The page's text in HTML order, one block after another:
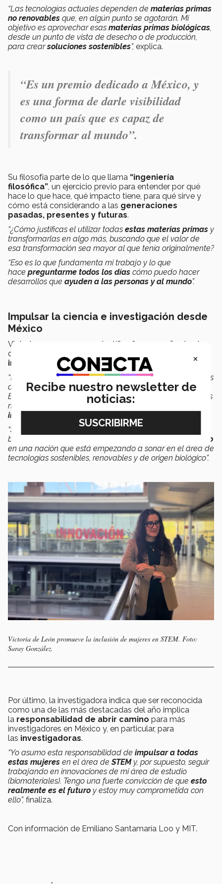
“Las tecnologías actuales dependen de materias primas
no renovables que, en algún punto se agotarán. Mi
objetivo es aprovechar esas materias primas biológicas,
desde un punto de vista de desecho o de producción,
para crearsoluciones sostenibles”, explica.
“Es un premio dedicado a México, y
es una forma de darle visibilidad
como un país que es capaz de
transformar al mundo”.
Su filosofía parte de lo que llama “ingeniería
filosófica”, un ejercicio previo para entender por qué
hace lo que hace, qué impacto tiene, para qué sirve y
cómo está considerando a las generaciones
pasadas, presentes y futuras.
“¿Cómo justificas el utilizar todas estas materias primas y
transformarlas en algo más, buscando que el valor de
esa transformación sea mayor al que tenía originalmente?
“Eso es lo que fundamenta mi trabajo y lo que
hace preguntarme todos los días cómo puedo hacer
desarrollos que ayuden a las personas y al mundo”.
Impulsar la ciencia e investigación desde
México
Victoria asegura que ser científica fue un sueño desde
que era niña. Hoy, a sus 22 años, busca
investigación con desarrollo industrial
“Mi objetivo esfundar una startupque comercialice estos
desarrollos y, con esas ganancias, impulsar más ciencia.
Busco hacer un ciclo donde cada desarrollo impulse otros
más y
genere empleospara investigadores e
investigadoras mexicanas
“Somos un país top
biológicas,
aprovechemos esto para transformar México
en una nación que está empezando a sonar en el área de
tecnologías sostenibles, renovables y de origen biológico”.
Victoria de León promueve la inclusión de mujeres en STEM. Foto:
Saray González.
Por último, la investigadora indica que ser reconocida
como una de las más destacadas del año implica
la responsabilidad de abrir camino para más
investigadores en México y, en particular, para
las investigadoras.
“Yo asumo esta responsabilidad de impulsar a todas
estas mujeres en el área deSTEMy, por supuesto, seguir
trabajando en innovaciones de mi área de estudio
(biomateriales). Tengo una fuerte convicción de que esto
realmente es el futuro y estoy muy comprometida con
ello”, finaliza.
Con información de Emiliano Santamaría Loo y MIT.
×
Recibe nuestro newsletter de
noticias: